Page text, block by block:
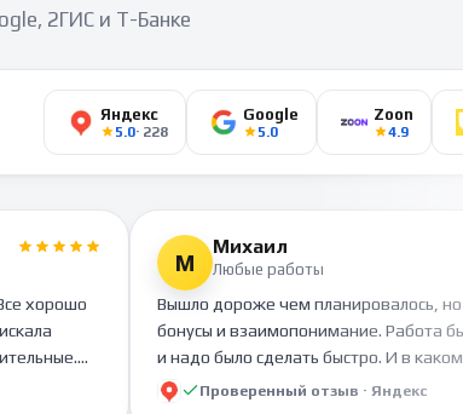
2ГИС и Т-Банке
Яндекс
5.0· 228
Google
5.0
Zoon
4.9
хорошо
М
Михаил
Любые работы
Вышло дороже чем планировалось, но
бонусы и взаимопонимание. Работа
и надо было сделать быстро. И в каком
было сделано на отлично!
Проверенный отзыв · Яндекс